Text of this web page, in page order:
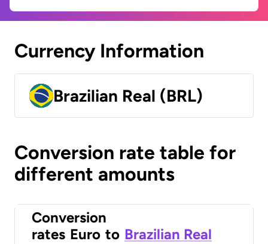
Currency Information
Brazilian Real (BRL)
Conversion rate table for
different amounts
Conversion
rates Euro to Brazilian Real